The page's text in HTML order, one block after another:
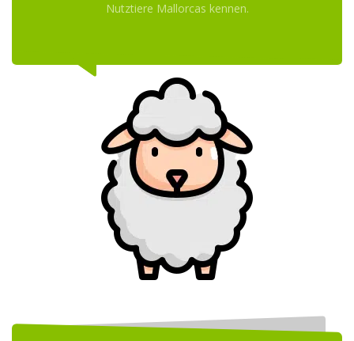
Nutztiere Mallorcas kennen.